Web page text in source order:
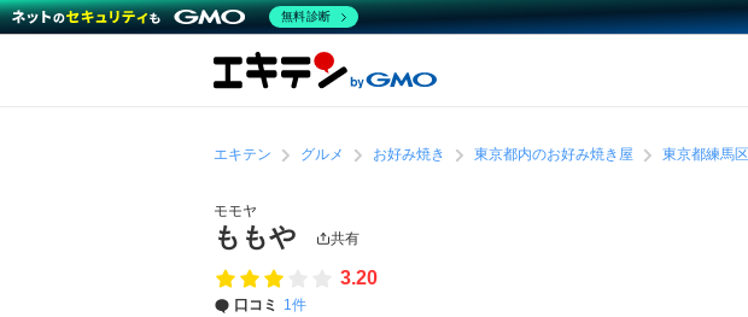
エキテン グルメ お好み焼き 東京都内のお好み焼き屋 東京都練馬
モモヤ
ももや 共有
3.20
口コミ 1件
無料診断